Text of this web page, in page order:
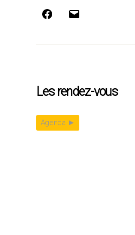
Facebook
E-
Les rendez-vous
Agenda ►